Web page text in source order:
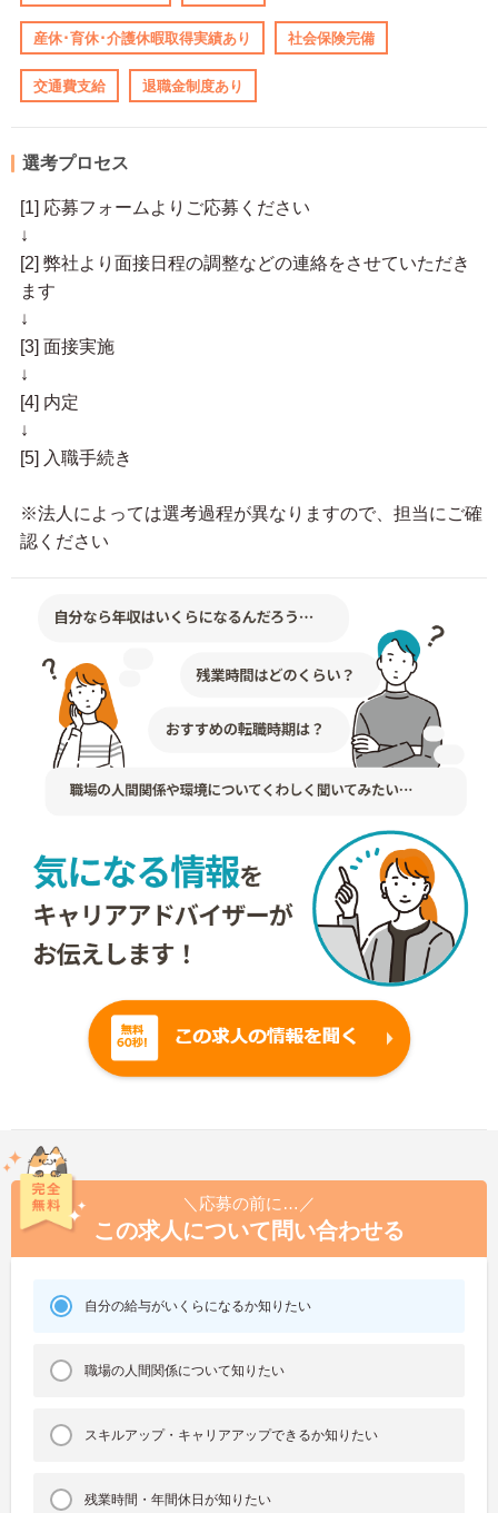
産休･育休･介護休暇取得実績あり 社会保険完備
交通費支給 退職金制度あり
選考プロセス
[1] 応募フォームよりご応募ください
↓
[2] 弊社より面接日程の調整などの連絡をさせていただき
ます
↓
[3] 面接実施
↓
[4] 内定
↓
[5] 入職手続き
※法人によっては選考過程が異なりますので、担当にご確
認ください
＼応募の前に…／
この求人について問い合わせる
自分の給与がいくらになるか知りたい
職場の人間関係について知りたい
スキルアップ・キャリアアップできるか知りたい
残業時間・年間休日が知りたい